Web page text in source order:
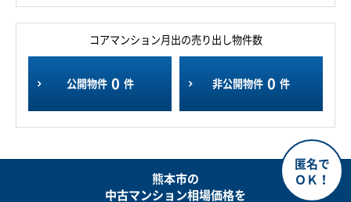
コアマンション月出の売り出し物件数
公開物件 0 件 非公開物件 0 件
熊本市の
中古マンション相場価格を